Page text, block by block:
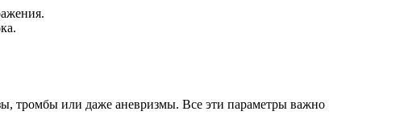
тромбы или даже аневризмы. Все эти параметры важно